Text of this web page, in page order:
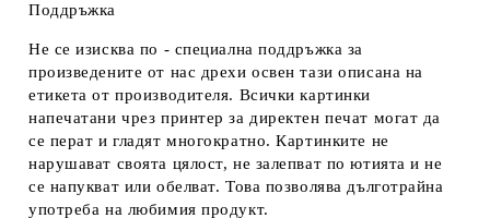
Поддръжка
Не се изисква по - специална поддръжка за
произведените от нас дрехи освен тази описана на
етикета от производителя. Всички картинки
напечатани чрез принтер за директен печат могат да
се перат и гладят многократно. Картинките не
нарушават своята цялост, не залепват по ютията и не
се напукват или обелват. Това позволява дълготрайна
употреба на любимия продукт.